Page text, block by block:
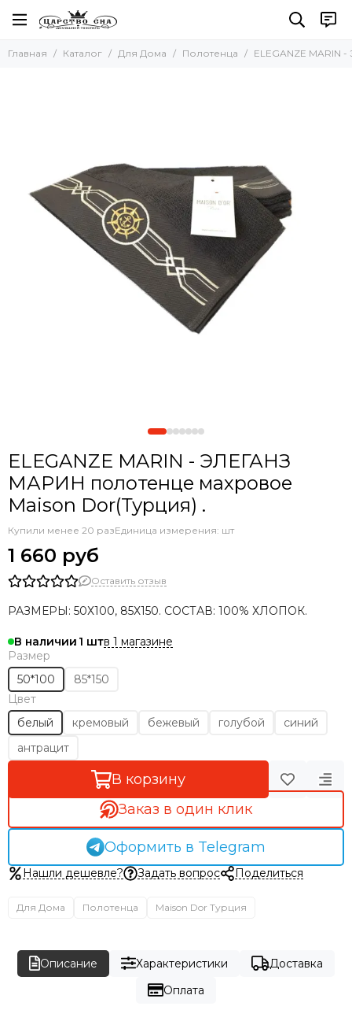
Для Дома
Пляжные полотенца
Новогодние полотенца
Скатерти
Одеяла и Подушки
Главная Каталог Для Дома Полотенца ELEGANZE
ELEGANZE MARIN - ЭЛЕГАНЗ
МАРИН полотенце махровое
Maison Dor(Турция) .
Купили менее 20 разЕдиница измерения: шт
1 660 руб
Оставить отзыв
РАЗМЕРЫ: 50Х100, 85Х150. СОСТАВ: 100% ХЛОПОК.
В наличии 1
в 1 магазине
Размер
50*100
85*150
Цвет
белый
кремовый бежевый голубой
синий
антрацит
В корзину
Заказ в один клик
Оформить в Telegram
Нашли дешевле? Задать вопрос Поделиться
Для Дома Полотенца Maison Dor Турция
Описание Характеристики
Доставка
Оплата